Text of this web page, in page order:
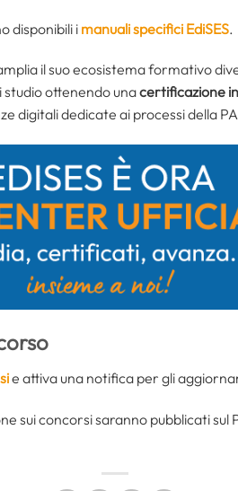
disponibili imanuali specifici EdiSES.
il suo ecosistema formativo
ottenendo unacertificazione
digitali dedicate ai processi della
e attiva una notifica per gli
sui concorsi saranno pubblicati